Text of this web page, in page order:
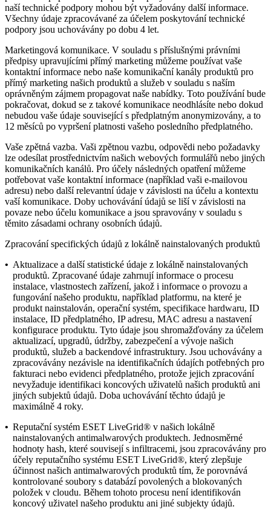
naší technické podpory mohou být vyžadovány další informace.
Všechny údaje zpracovávané za účelem poskytování technické
podpory jsou uchovávány po dobu 4 let.
Marketingová komunikace. V souladu s příslušnými právními
předpisy upravujícími přímý marketing můžeme používat vaše
kontaktní informace nebo naše komunikační kanály produktů pro
přímý marketing našich produktů a služeb v souladu s naším
oprávněným zájmem propagovat naše nabídky. Toto používání bude
pokračovat, dokud se z takové komunikace neodhlásíte nebo dokud
nebudou vaše údaje související s předplatným anonymizovány, a to
12 měsíců po vypršení platnosti vašeho posledního předplatného.
Vaše zpětná vazba. Vaši zpětnou vazbu, odpovědi nebo požadavky
lze odesílat prostřednictvím našich webových formulářů nebo jiných
komunikačních kanálů. Pro účely následných opatření můžeme
potřebovat vaše kontaktní informace (například vaši e-mailovou
adresu) nebo další relevantní údaje v závislosti na účelu a kontextu
vaší komunikace. Doby uchovávání údajů se liší v závislosti na
povaze nebo účelu komunikace a jsou spravovány v souladu s
těmito zásadami ochrany osobních údajů.
Zpracování specifických údajů z lokálně nainstalovaných produktů
• Aktualizace a další statistické údaje z lokálně nainstalovaných
produktů. Zpracované údaje zahrnují informace o procesu
instalace, vlastnostech zařízení, jakož i informace o provozu a
fungování našeho produktu, například platformu, na které je
produkt nainstalován, operační systém, specifikace hardwaru, ID
instalace, ID předplatného, IP adresu, MAC adresu a nastavení
konfigurace produktu. Tyto údaje jsou shromažďovány za účelem
aktualizací, upgradů, údržby, zabezpečení a vývoje našich
produktů, služeb a backendové infrastruktury. Jsou uchovávány a
zpracovávány nezávisle na identifikačních údajích potřebných pro
fakturaci nebo evidenci předplatného, protože jejich zpracování
nevyžaduje identifikaci koncových uživatelů našich produktů ani
jiných subjektů údajů. Doba uchovávání těchto údajů je
maximálně 4 roky.
• Reputační systém ESET LiveGrid® v našich lokálně
nainstalovaných antimalwarových produktech. Jednosměrné
hodnoty hash, které souvisejí s infiltracemi, jsou zpracovávány pro
účely reputačního systému ESET LiveGrid®, který zlepšuje
účinnost našich antimalwarových produktů tím, že porovnává
kontrolované soubory s databází povolených a blokovaných
položek v cloudu. Během tohoto procesu není identifikován
koncový uživatel našeho produktu ani jiné subjekty údajů.